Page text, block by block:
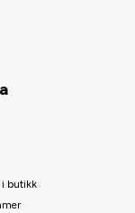
i butikk